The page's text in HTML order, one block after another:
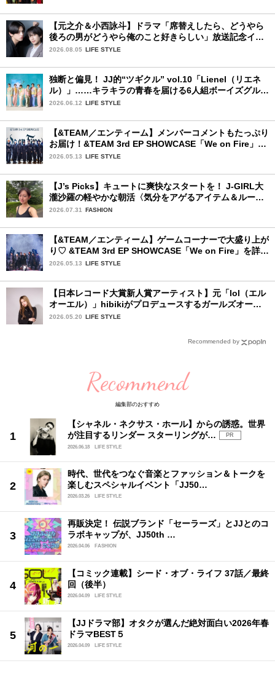
【元之介＆小西詠斗】ドラマ「席替えしたら、どうやら
後ろの男がどうやら俺のこと好きらしい」放送記念イン
タビュー♡ 「自然と詠斗くんが可愛く見えたんです」
2026.08.05 LIFE STYLE
独断と偏見！ JJ的“ツギクル” vol.10「Lienel（リエネ
ル）」……キラキラの青春を届ける6人組ボーイズグルー
プ
2026.06.12 LIFE STYLE
【&TEAM／エンティーム】メンバーコメントもたっぷり
お届け！&TEAM 3rd EP SHOWCASE「We on Fire」を
詳細レポート【前編】
2026.05.13 LIFE STYLE
【J’s Picks】キュートに爽快なスタートを！ J-GIRL大
瀧沙羅の軽やかな朝活〈気分をアゲるアイテム＆ルーテ
ィーン〉
2026.07.31 FASHION
【&TEAM／エンティーム】ゲームコーナーで大盛り上が
り♡ &TEAM 3rd EP SHOWCASE「We on Fire」を詳細
レポート【後編】
2026.05.13 LIFE STYLE
【日本レコード大賞新人賞アーティスト】元「lol（エル
オーエル）」hibikiがプロデュースするガールズオーデ
ィションが始動！ 応募は5月31日（日）まで
2026.05.20 LIFE STYLE
Recommended by
Recommend
編集部のおすすめ
【シャネル・ネクサス・ホール】からの誘惑。世界
が注目するリンダー スターリングが…
PR
2026.06.18
LIFE STYLE
時代、世代をつなぐ音楽とファッション＆トークを
楽しむスペシャルイベント「JJ50…
2026.03.26 LIFE STYLE
再販決定！ 伝説ブランド「セーラーズ」とJJとのコ
ラボキャップが、JJ50th …
2026.04.06 FASHION
【コミック連載】シード・オブ・ライフ 37話／最終
回（後半）
2026.04.09 LIFE STYLE
【JJドラマ部】オタクが選んだ絶対面白い2026年春
ドラマBEST５
2026.04.09 LIFE STYLE